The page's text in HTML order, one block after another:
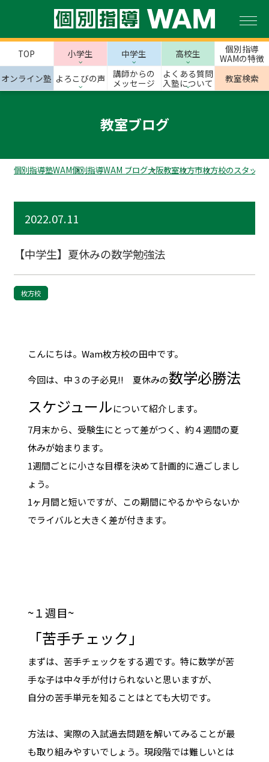
TOP 小学生 中学生 高校生
個別指導
WAMの特徴
オンライン塾 よろこびの声
講師からの
メッセージ
よくある質問
入塾について
教室検索
教室ブログ
個別指導塾WAM個別指導WAM ブログ大阪教室枚方市枚方校のスタッフ
2022.07.11
【中学生】夏休みの数学勉強法
枚方校
こんにちは。Wam枚方校の田中です。
今回は、中３の子必見!! 夏休みの数学必勝法
スケジュールについて紹介します。
7月末から、受験生にとって差がつく、約４週間の夏
休みが始まります。
1週間ごとに小さな目標を決めて計画的に過ごしまし
ょう。
1ヶ月間と短いですが、この期間にやるかやらないか
でライバルと大きく差が付きます。
~１週目~
「苦手チェック」
まずは、苦手チェックをする週です。特に数学が苦
手な子は中々手が付けられないと思いますが、
自分の苦手単元を知ることはとても大切です。
方法は、実際の入試過去問題を解いてみることが最
も取り組みやすいでしょう。現段階では難しいとは